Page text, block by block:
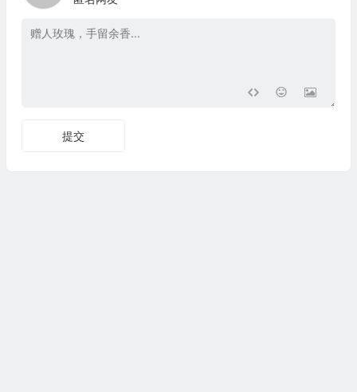
提交